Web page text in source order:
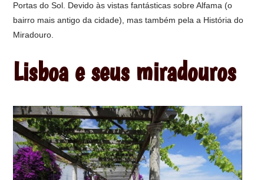
Portas do Sol. Devido às vistas fantásticas sobre Alfama (o
bairro mais antigo da cidade), mas também pela a História do
Miradouro.
Lisboa e seus miradouros